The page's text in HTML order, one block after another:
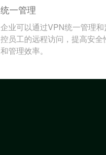
统一管理
企业可以通过VPN统一管理和
控员工的远程访问，提高安全
和管理效率。